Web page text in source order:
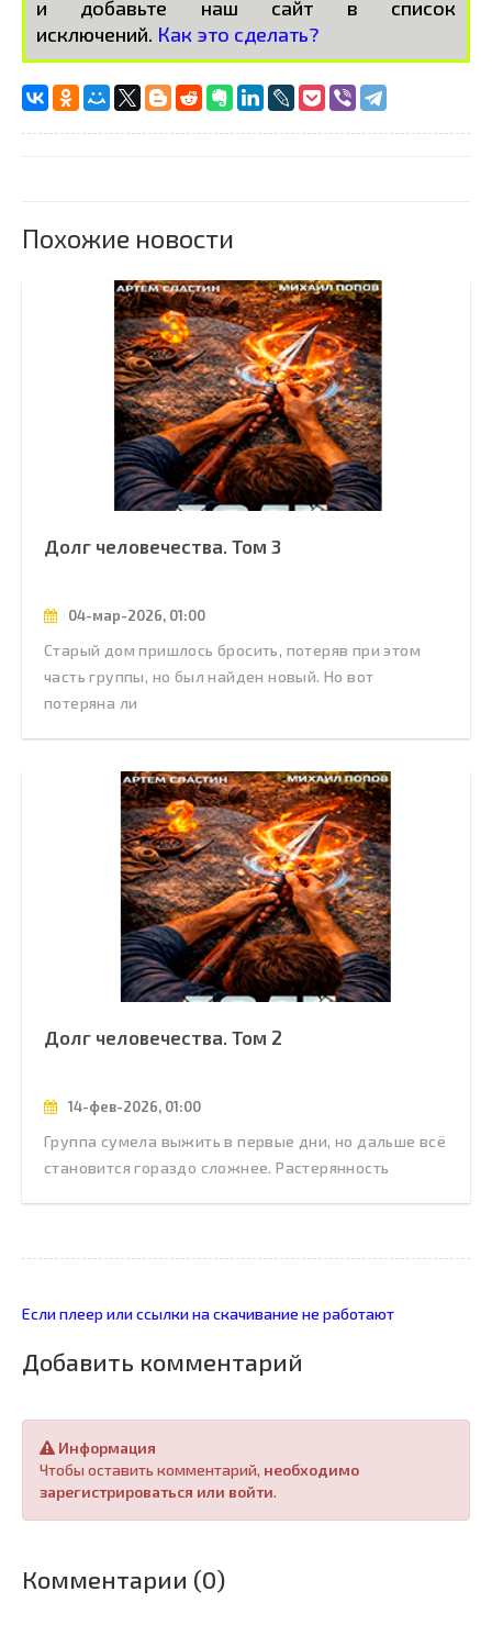
и добавьте наш сайт в список
исключений. Как это сделать?
Похожие новости
Долг человечества. Том 3
04-мар-2026, 01:00
Старый дом пришлось бросить, потеряв при этом
часть группы, но был найден новый. Но вот
потеряна ли
Долг человечества. Том 2
14-фев-2026, 01:00
Группа сумела выжить в первые дни, но дальше всё
становится гораздо сложнее. Растерянность
Если плеер или ссылки на скачивание не работают
Добавить комментарий
Информация
Чтобы оставить комментарий, необходимо
зарегистрироваться или войти.
Комментарии (0)